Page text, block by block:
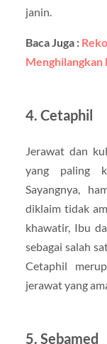
janin.
Baca Juga :
Menghilangkan
4. Cetaphil
Jerawat dan
yang paling
Sayangnya,
diklaim tidak
khawatir, Ibu
sebagai salah
Cetaphil
jerawat yang
5. Sebamed